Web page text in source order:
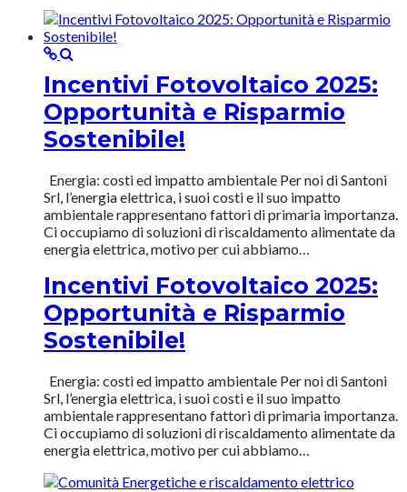
Incentivi Fotovoltaico 2025:
Opportunità e Risparmio
Sostenibile!
Energia: costi ed impatto ambientale Per noi di Santoni
Srl, l’energia elettrica, i suoi costi e il suo impatto
ambientale rappresentano fattori di primaria importanza.
Ci occupiamo di soluzioni di riscaldamento alimentate da
energia elettrica, motivo per cui abbiamo…
Incentivi Fotovoltaico 2025:
Opportunità e Risparmio
Sostenibile!
Energia: costi ed impatto ambientale Per noi di Santoni
Srl, l’energia elettrica, i suoi costi e il suo impatto
ambientale rappresentano fattori di primaria importanza.
Ci occupiamo di soluzioni di riscaldamento alimentate da
energia elettrica, motivo per cui abbiamo…